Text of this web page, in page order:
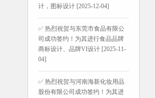
计，图标设计 [2025-12-04]
✅ 热烈祝贺与东莞市食品有限公
司成功签约！为其进行食品品牌
商标设计、品牌VI设计 [2025-11-
04]
✅ 热烈祝贺与河南海新化妆用品
股份有限公司成功签约！为其进